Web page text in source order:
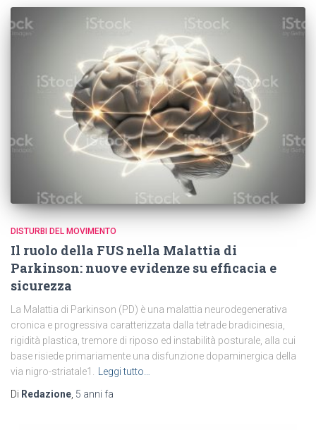
DISTURBI DEL MOVIMENTO
Il ruolo della FUS nella Malattia di
Parkinson: nuove evidenze su efficacia e
sicurezza
La Malattia di Parkinson (PD) è una malattia neurodegenerativa
cronica e progressiva caratterizzata dalla tetrade bradicinesia,
rigidità plastica, tremore di riposo ed instabilità posturale, alla cui
base risiede primariamente una disfunzione dopaminergica della
via nigro-striatale1.
Leggi tutto…
Di Redazione 5 anni fa